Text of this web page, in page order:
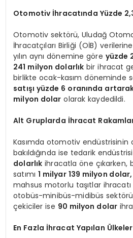
Otomotiv İhracatında Yüzde
Otomotiv sektörü, Uludağ
İhracatçıları Birliği (OİB)
yılın aynı dönemine göre yüzde
241 milyon dolarlık bir ihracat
birlikte ocak-kasım döneminde
satışı yüzde 6 oranında
milyon dolar olarak kaydedildi.
Alt Gruplarda İhracat
Kasımda otomotiv endüstrisinin
bakıldığında ise tedarik
dolarlık ihracatla öne çıkarken,
satımı 1 milyar 139 milyon dolar,
mahsus motorlu taşıtlar ihracatı
otobüs-minibüs-midibüs sektörü
çekiciler ise 90 milyon dolar
En Fazla İhracat Yapılan Ülkeler